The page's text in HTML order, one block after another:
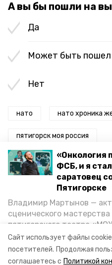
Сайт использует файлы
посетителей. Продолжая
соглашаетесь с Политикой
«Онкология
ФСБ, и я
саратовец
Пятигорске
Владимир Мартынов —
сценического
пятигорского театра
существования театр
впереди — новые
артистом, попал в
А вы бы пошли на
Да
Может быть
Нет
нато нато хроника
пятигорск моя россия
пятигорск музей выставка
пятигорск нато хроника
дмитрий ворошилов
мэр пятигорска
глава города дмитрий